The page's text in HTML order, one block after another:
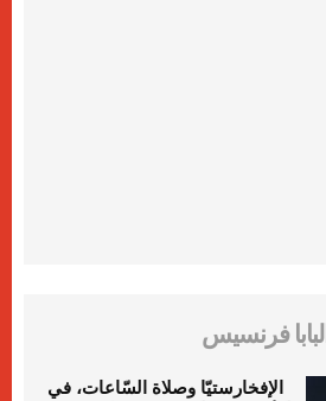
البابا فرنسيس
الإفخارستيّا وصلاة السّاعات، في